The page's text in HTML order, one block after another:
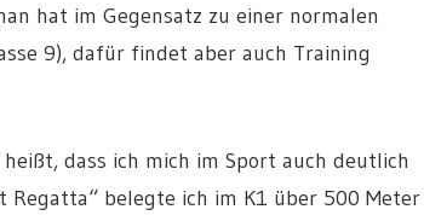
hat im Gegensatz zu einer normalen
9), dafür findet aber auch Training
dass ich mich im Sport auch deutlich
Regatta“ belegte ich im K1 über 500 Meter